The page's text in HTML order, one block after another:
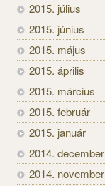
2015. július
2015. június
2015. május
2015. április
2015. március
2015. február
2015. január
2014. december
2014. november